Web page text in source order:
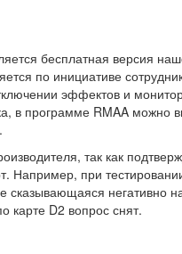
бесплатная версия
по инициативе
эффектов и
программе RMAA можно
так как
Например, при
сказывающаяся
карте D2 вопрос снят.